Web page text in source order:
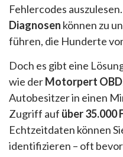
Fehlercodes
Diagnosen können zu
führen, die Hunderte
Doch es gibt eine
wie derMotorpert
Autobesitzer in einen
Zugriff auf über 35.000
Echtzeitdaten können
identifizieren – oft